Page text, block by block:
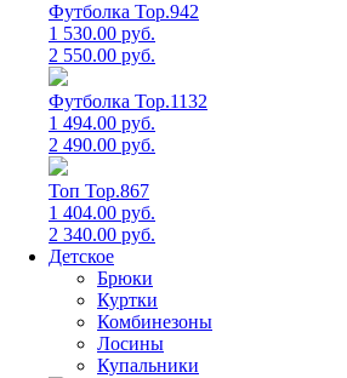
Футболка Top.942
1 530.00 руб.
2 550.00 руб.
Футболка Top.1132
1 494.00 руб.
2 490.00 руб.
Топ Top.867
1 404.00 руб.
2 340.00 руб.
Детское
Брюки
Куртки
Комбинезоны
Лосины
Купальники